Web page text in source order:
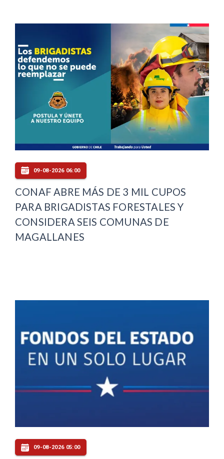
09-08-2026 06:00
CONAF ABRE MÁS DE 3 MIL CUPOS
PARA BRIGADISTAS FORESTALES Y
CONSIDERA SEIS COMUNAS DE
MAGALLANES
09-08-2026 05:00